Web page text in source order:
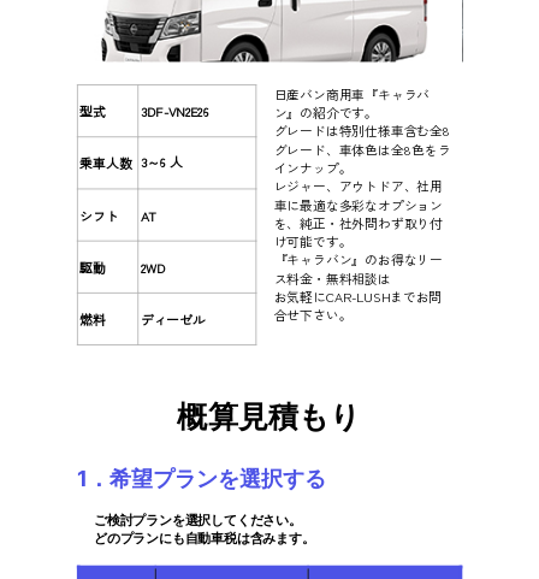
型式 3DF-VN2E26
乗車人数 3～6 人
シフト AT
駆動 2WD
燃料 ディーゼル
日産バン商用車『キャラバ
ン』の紹介です。
グレードは特別仕様車含む全8
グレード、車体色は全8色をラ
インナップ。
レジャー、アウトドア、社用
車に最適な多彩なオプション
を、純正・社外問わず取り付
け可能です。
『キャラバン』のお得なリー
ス料金・無料相談は
お気軽にCAR-LUSHまでお問
合せ下さい。
概算見積もり
1．希望プランを選択する
ご検討プランを選択してください。
どのプランにも自動車税は含みます。